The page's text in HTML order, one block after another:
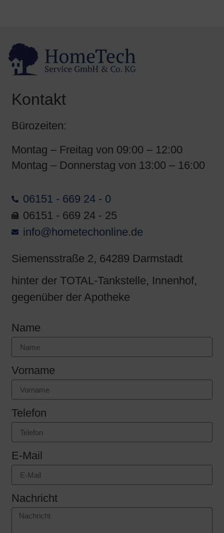
Kontakt
Bürozeiten:
Montag – Freitag von 09:00 – 12:00
Montag – Donnerstag von 13:00 – 16:00
06151 - 669 24 - 0
06151 - 669 24 - 25
info@hometechonline.de
Siemensstraße 2, 64289 Darmstadt
hinter der TOTAL-Tankstelle, Innenhof,
gegenüber der Apotheke
Name
Vorname
Telefon
E-Mail
Nachricht